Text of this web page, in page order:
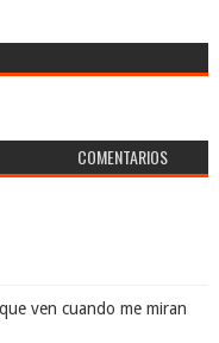
COMENTARIOS
ven cuando me miran